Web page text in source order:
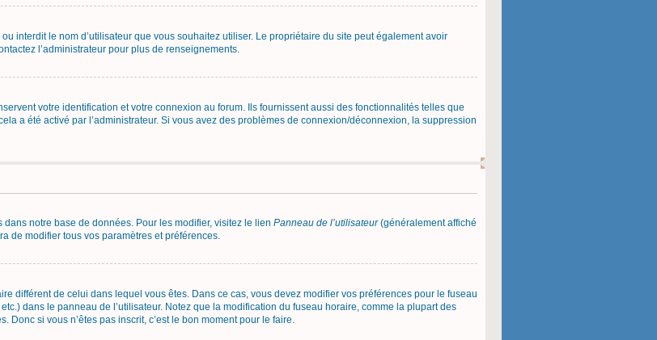
interdit le nom d’utilisateur que vous souhaitez utiliser. Le propriétaire du site peut également avoir
l’administrateur pour plus de renseignements.
votre identification et votre connexion au forum. Ils fournissent aussi des fonctionnalités telles que
a été activé par l’administrateur. Si vous avez des problèmes de connexion/déconnexion, la suppression
notre base de données. Pour les modifier, visitez le lien Panneau de l’utilisateur(généralement affiché
de modifier tous vos paramètres et préférences.
différent de celui dans lequel vous êtes. Dans ce cas, vous devez modifier vos préférences pour le fuseau
dans le panneau de l’utilisateur. Notez que la modification du fuseau horaire, comme la plupart des
Donc si vous n’êtes pas inscrit, c’est le bon moment pour le faire.